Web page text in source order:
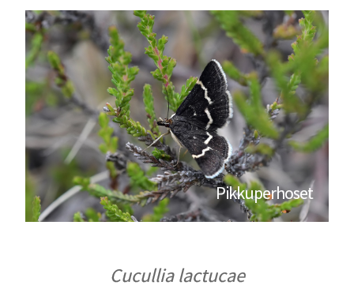
Pikkuperhoset
Cucullia lactucae